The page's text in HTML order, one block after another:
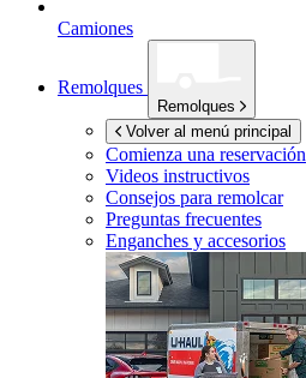
Camiones
Remolques
Remolques
Volver al menú principal
Comienza una reservación
Videos instructivos
Consejos para remolcar
Preguntas frecuentes
Enganches y accesorios